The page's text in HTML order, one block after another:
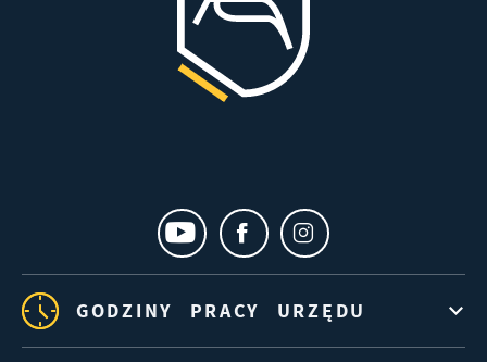
GODZINY PRACY URZĘDU